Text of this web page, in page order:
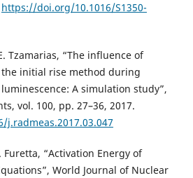
https://doi.org/10.1016/S1350-
Tzamarias, “The influence of
initial rise method during
A simulation study”,
vol. 100, pp. 27–36, 2017.
Furetta, “Activation Energy of
World Journal of Nuclear